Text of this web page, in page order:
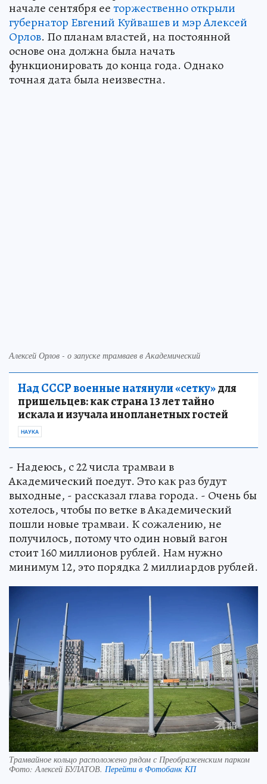
начале сентября ееторжественно открыли
губернатор Евгений Куйвашев и мэр Алексей
Орлов. По планам властей, на постоянной
основе она должна была начать
функционировать до конца года. Однако
точная дата была неизвестна.
Алексей Орлов - о запуске трамваев в Академический
Над СССР военные натянули «сетку»для
пришельцев: как страна 13 лет тайно
искала и изучала инопланетных гостей
НАУКА
- Надеюсь, с 22 числа трамваи в
Академический поедут. Это как раз будут
выходные, - рассказал глава города. - Очень бы
хотелось, чтобы по ветке в Академический
пошли новые трамваи. К сожалению, не
получилось, потому что один новый вагон
стоит 160 миллионов рублей. Нам нужно
минимум 12, это порядка 2 миллиардов рублей.
Трамвайное кольцо расположено рядом с Преображенским парком
Фото:Алексей БУЛАТОВ. Перейти в Фотобанк КП